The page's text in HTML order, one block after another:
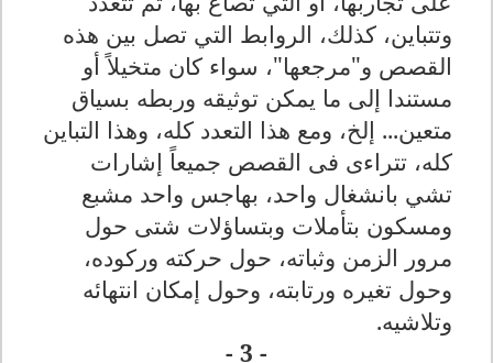
وتتباين، كذلك، الروابط التي تصل بين هذه
القصص و"مرجعها"، سواء كان متخيلاً أو
مستندا إلى ما يمكن توثيقه وربطه بسياق
متعين... إلخ، ومع هذا التعدد كله، وهذا التباين
كله، تتراءى فى القصص جميعاً إشارات
تشي بانشغال واحد، بهاجس واحد مشبع
ومسكون بتأملات وبتساؤلات شتى حول
مرور الزمن وثباته، حول حركته وركوده،
وحول تغيره ورتابته، وحول إمكان انتهائه
وتلاشيه.
- 3 -